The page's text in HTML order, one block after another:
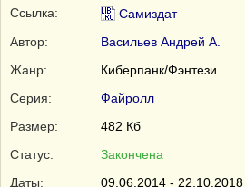
Ссылка:
Самиздат
Автор:
Васильев Андрей А.
Жанр:
Киберпанк/Фэнтези
Серия:
Файролл
Размер:
482 Кб
Статус:
Закончена
Даты:
09.06.2014 - 22.10.2018